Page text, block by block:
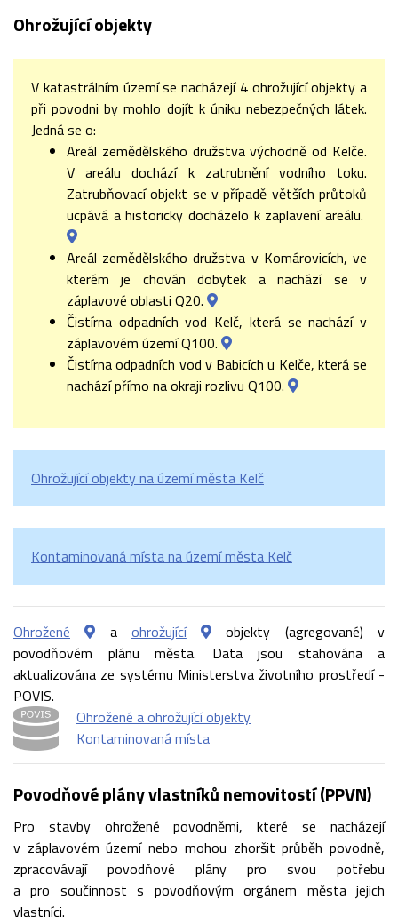
Ohrožující objekty
V katastrálním území se nacházejí 4 ohrožující objekty a
při povodni by mohlo dojít k úniku nebezpečných látek.
Jedná se o:
Areál zemědělského družstva východně od Kelče.
V areálu dochází k zatrubnění vodního toku.
Zatrubňovací objekt se v případě větších průtoků
ucpává a historicky docházelo k zaplavení areálu.
Areál zemědělského družstva v Komárovicích, ve
kterém je chován dobytek a nachází se v
záplavové oblasti Q20.
Čistírna odpadních vod Kelč, která se nachází v
záplavovém území Q100.
Čistírna odpadních vod v Babicích u Kelče, která se
nachází přímo na okraji rozlivu Q100.
Ohrožující objekty na území města Kelč
Kontaminovaná místa na území města Kelč
Ohrožené a ohrožující
objekty (agregované) v
povodňovém plánu města. Data jsou stahována a
aktualizována ze systému Ministerstva životního prostředí -
POVIS.
Ohrožené a ohrožující objekty
Kontaminovaná místa
Povodňové plány vlastníků nemovitostí (PPVN)
Pro stavby ohrožené povodněmi, které se nacházejí
v záplavovém území nebo mohou zhoršit průběh povodně,
zpracovávají povodňové plány pro svou potřebu
a pro součinnost s povodňovým orgánem města jejich
vlastníci.